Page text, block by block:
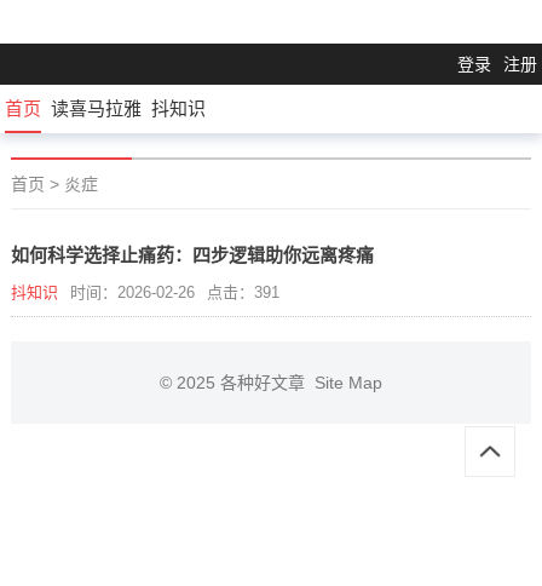
登录 注册
首页 读喜马拉雅 抖知识
首页 > 炎症
如何科学选择止痛药：四步逻辑助你远离疼痛
抖知识 时间：2026-02-26 点击：391
© 2025 各种好文章 Site Map